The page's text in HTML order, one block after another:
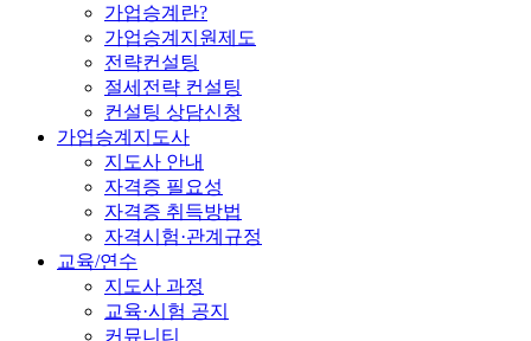
가업승계란?
가업승계지원제도
전략컨설팅
절세전략 컨설팅
컨설팅 상담신청
가업승계지도사
지도사 안내
자격증 필요성
자격증 취득방법
자격시험·관계규정
교육/연수
지도사 과정
교육·시험 공지
커뮤니티